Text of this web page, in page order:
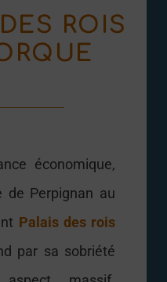
ROIS
économique,
de Perpignan au
Palais des rois
par sa sobriété